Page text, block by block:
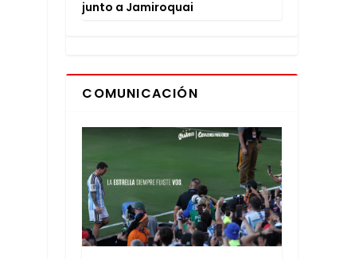
jun­to a Jami­ro­quai
COMUNICACIÓN